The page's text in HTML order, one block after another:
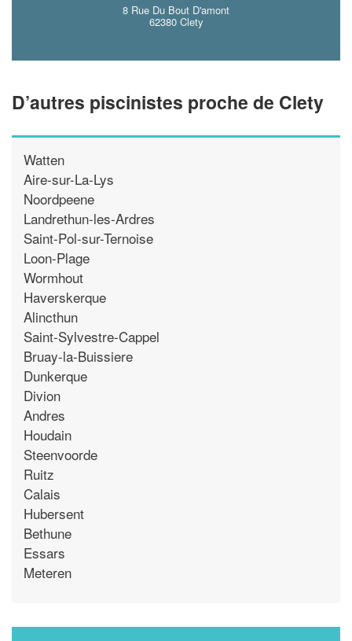
8 Rue Du Bout D'amont
62380 Clety
D’autres piscinistes proche de Clety
Watten
Aire-sur-La-Lys
Noordpeene
Landrethun-les-Ardres
Saint-Pol-sur-Ternoise
Loon-Plage
Wormhout
Haverskerque
Alincthun
Saint-Sylvestre-Cappel
Bruay-la-Buissiere
Dunkerque
Divion
Andres
Houdain
Steenvoorde
Ruitz
Calais
Hubersent
Bethune
Essars
Meteren